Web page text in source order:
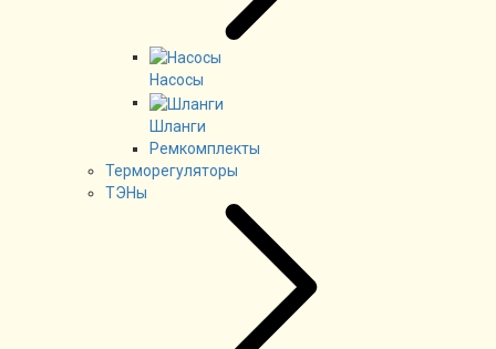
Насосы
Шланги
Ремкомплекты
Терморегуляторы
ТЭНы